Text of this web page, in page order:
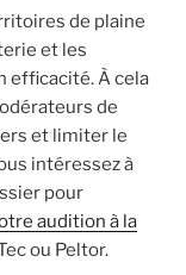
de plaine
et les
efficacité. À cela
de
et limiter le
intéressez à
pour
audition à la
ou Peltor.